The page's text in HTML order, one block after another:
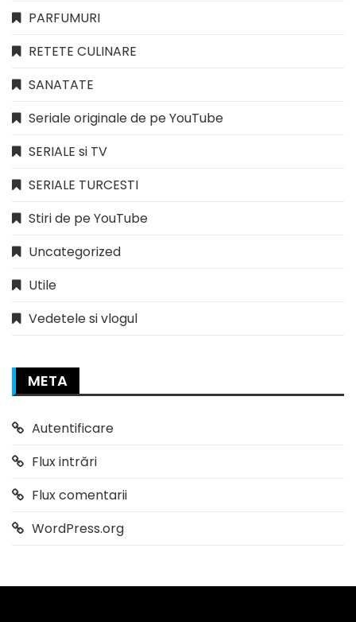
PARFUMURI
RETETE CULINARE
SANATATE
Seriale originale de pe YouTube
SERIALE si TV
SERIALE TURCESTI
Stiri de pe YouTube
Uncategorized
Utile
Vedetele si vlogul
META
Autentificare
Flux intrări
Flux comentarii
WordPress.org